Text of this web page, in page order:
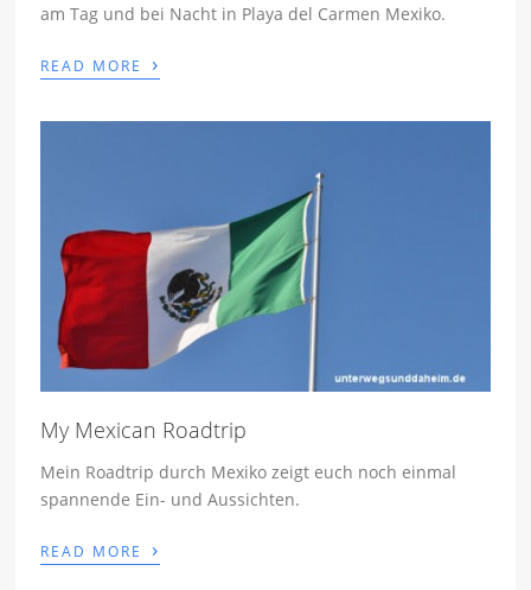
am Tag und bei Nacht in Playa del Carmen Mexiko.
READ MORE ›
My Mexican Roadtrip
Mein Roadtrip durch Mexiko zeigt euch noch einmal
spannende Ein- und Aussichten.
READ MORE ›